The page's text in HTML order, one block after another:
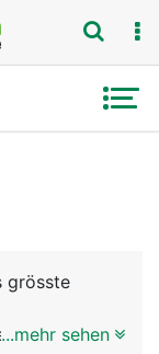
grösste
Körper. Sie
...mehr sehen